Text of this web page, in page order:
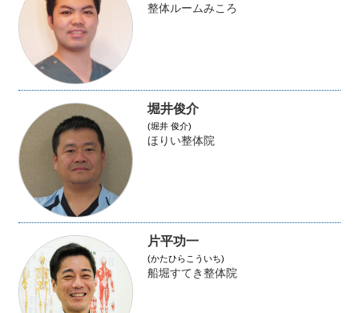
整体ルームみころ
堀井俊介
(堀井 俊介)
ほりい整体院
片平功一
(かたひらこういち)
船堀すてき整体院